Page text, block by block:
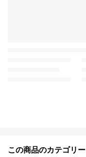
この商品のカテゴリー